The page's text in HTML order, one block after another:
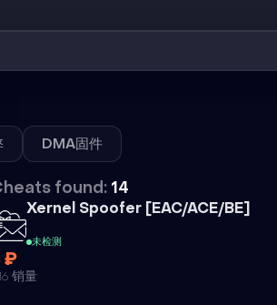
DMA固件
found: 14
Xernel Spoofer [EAC/ACE/BE]
未检测
₽
销量